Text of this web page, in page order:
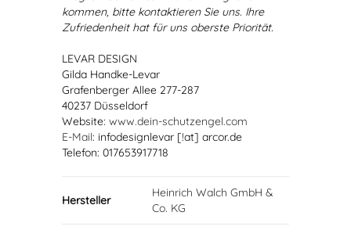
kommen, bitte kontaktieren Sie uns. Ihre
Zufriedenheit hat für uns oberste Priorität.
LEVAR DESIGN
Gilda Handke-Levar
Grafenberger Allee 277-287
40237 Düsseldorf
Website: www.dein-schutzengel.com
E-Mail: infodesignlevar [!at] arcor.de
Telefon: 017653917718
Hersteller
Heinrich Walch GmbH &
Co. KG